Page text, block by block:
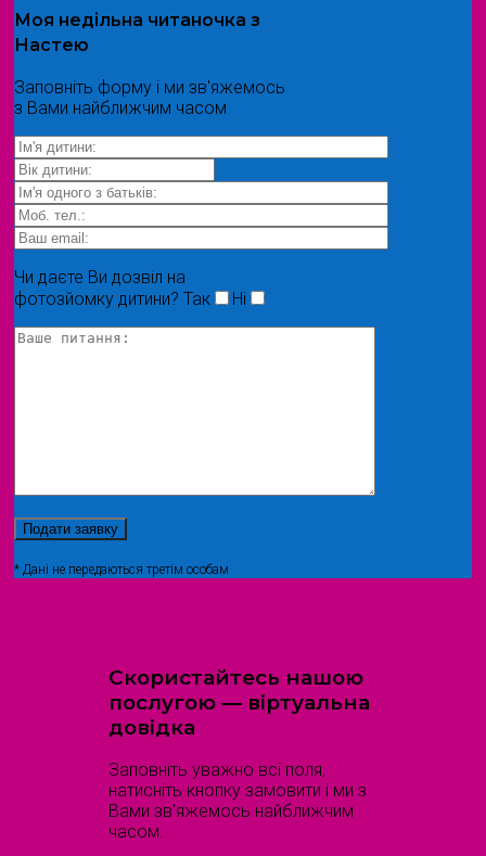
Моя недільна читаночка з
Настею
Заповніть форму і ми зв'яжемось
з Вами найближчим часом
Чи даєте Ви дозвіл на
фотозйомку дитини? Так Ні
* Дані не передаються третім особам
Скористайтесь нашою
послугою — віртуальна
довідка
Заповніть уважно всі поля,
натисніть кнопку замовити і ми з
Вами зв'яжемось найближчим
часом.